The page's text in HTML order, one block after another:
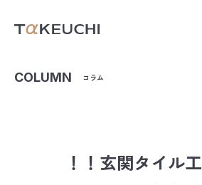
COLUMN コラム
！！玄関タイル